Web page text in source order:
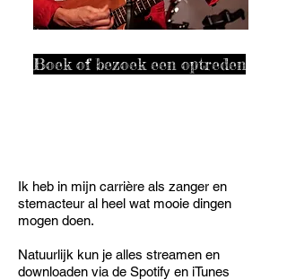
Boek of bezoek een optreden
Ik heb in mijn carrière als zanger en
stemacteur al heel wat mooie dingen
mogen doen.
Natuurlijk kun je alles streamen en
downloaden via de Spotify en iTunes